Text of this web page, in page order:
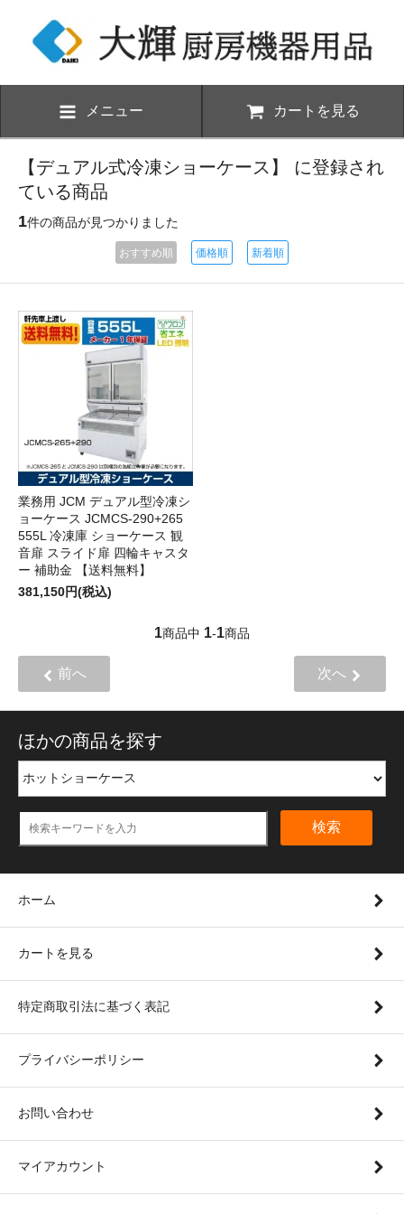
メニュー カートを見る
【デュアル式冷凍ショーケース】 に登録され
ている商品
1件の商品が見つかりました
おすすめ順 価格順 新着順
業務用 JCM デュアル型冷凍シ
ョーケース JCMCS-290+265
555L 冷凍庫 ショーケース 観
音扉 スライド扉 四輪キャスタ
ー 補助金 【送料無料】
381,150円(税込)
1商品中 1-1商品
前へ 次へ
ほかの商品を探す
検索
ホーム
カートを見る
特定商取引法に基づく表記
プライバシーポリシー
お問い合わせ
マイアカウント